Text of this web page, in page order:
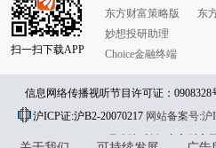
扫一扫下载APP
东方财富策略版
妙想投研助理
Choice金融终端
东
信息网络传播视听节目许可证：
913101046312860336 违法和不良信
沪ICP证:沪B2-20070217 网站备案号:沪
31010402000120号版权所有:东方财富